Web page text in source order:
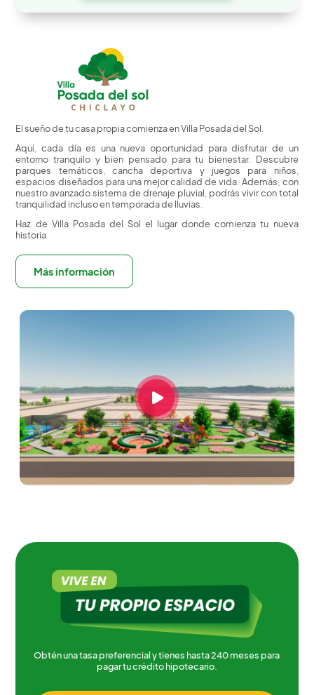
El sueño de tu casa propia comienza en Villa Posada del Sol.
Aquí, cada día es una nueva oportunidad para disfrutar de un
entorno tranquilo y bien pensado para tu bienestar. Descubre
parques temáticos, cancha deportiva y juegos para niños,
espacios diseñados para una mejor calidad de vida. Además, con
nuestro avanzado sistema de drenaje pluvial, podrás vivir con total
tranquilidad incluso en temporada de lluvias.
Haz de Villa Posada del Sol el lugar donde comienza tu nueva
historia.
Más información
Obtén una tasa preferencial y tienes hasta 240 meses para
pagar tu crédito hipotecario.